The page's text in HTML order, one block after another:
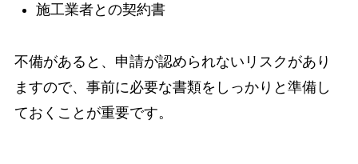
施工業者との契約書
不備があると、申請が認められないリスクがあり
ますので、事前に必要な書類をしっかりと準備し
ておくことが重要です。